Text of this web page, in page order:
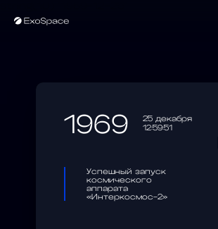
1969
25 декабря
12:59:51
Успешный запуск
космического
аппарата
«Интеркосмос-2»